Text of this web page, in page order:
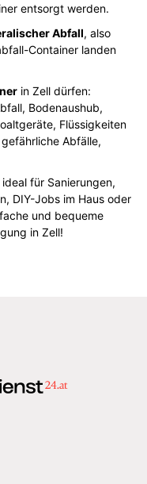
entsorgt werden.
Abfall, also
Container landen
in Zell dürfen:
Bodenaushub,
Flüssigkeiten
Abfälle,
für Sanierungen,
DIY-Jobs im Haus oder
und bequeme
in Zell!